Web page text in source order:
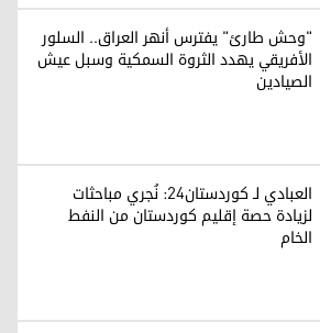
"وحش طارئ" يفترس أنهر العراق.. السلور
الأفريقي يهدد الثروة السمكية وسبل عيش
الصيادين
العبادي لـ كوردستان24: نُجري مباحثات
لزيادة حصة إقليم كوردستان من النفط
الخام